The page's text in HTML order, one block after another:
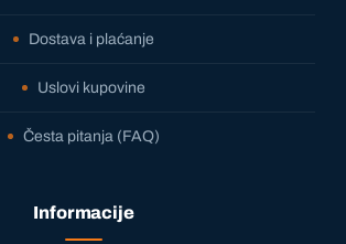
Dostava i plaćanje
Uslovi kupovine
Česta pitanja (FAQ)
Informacije